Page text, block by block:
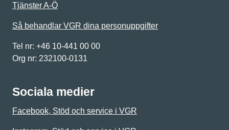
Tjänster A-Ö
Så behandlar VGR dina personuppgifter
Tel nr: +46 10-441 00 00
Org nr: 232100-0131
Sociala medier
Facebook, Stöd och service i VGR